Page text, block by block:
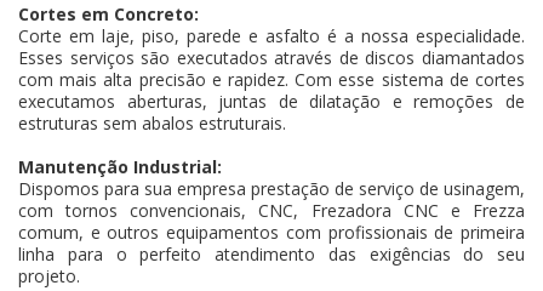
Cortes em Concreto:
Corte em laje, piso, parede e asfalto é a nossa especialidade.
Esses serviços são executados através de discos diamantados
com mais alta precisão e rapidez. Com esse sistema de cortes
executamos aberturas, juntas de dilatação e remoções de
estruturas sem abalos estruturais.
Manutenção Industrial:
Dispomos para sua empresa prestação de serviço de usinagem,
com tornos convencionais, CNC, Frezadora CNC e Frezza
comum, e outros equipamentos com profissionais de primeira
linha para o perfeito atendimento das exigências do seu
projeto.